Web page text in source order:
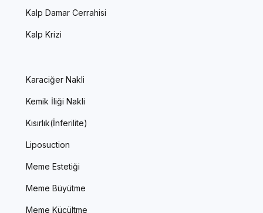
Kalp Damar Cerrahisi
Kalp Krizi
Karaciğer Nakli
Kemik İliği Nakli
Kısırlık(İnferilite)
Liposuction
Meme Estetiği
Meme Büyütme
Meme Küçültme